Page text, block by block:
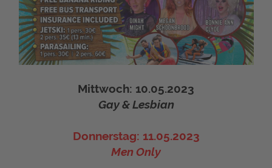
Mittwoch: 10.05.2023
Gay & Lesbian
Donnerstag: 11.05.2023
Men Only